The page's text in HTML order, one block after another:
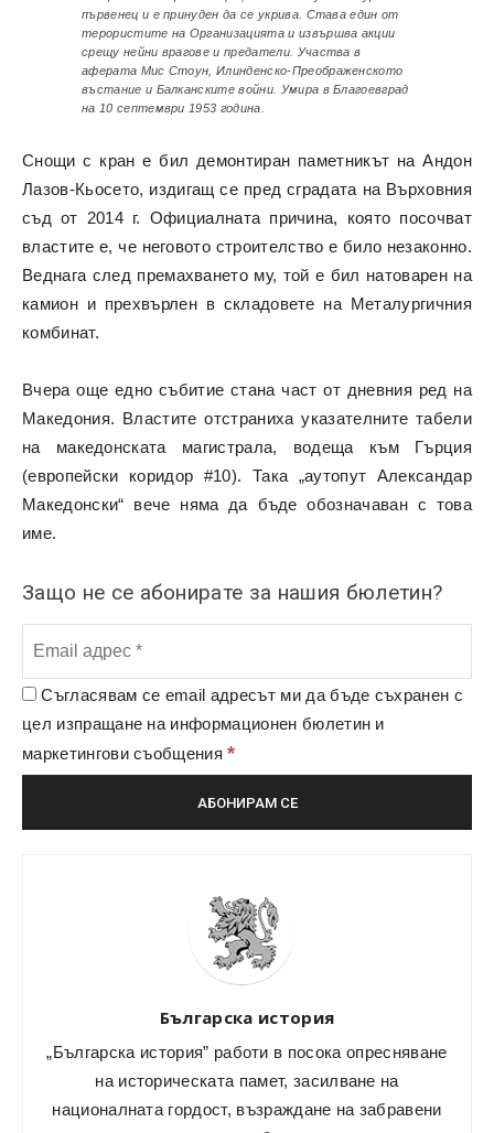
първенец и е принуден да се укрива. Става един от
терористите на Организацията и извършва акции
срещу нейни врагове и предатели. Участва в
аферата Мис Стоун, Илинденско-Преображенското
въстание и Балканските войни. Умира в Благоевград
на 10 септември 1953 година.
Снощи с кран е бил демонтиран паметникът на Андон
Лазов-Кьосето, издигащ се пред сградата на Върховния
съд от 2014 г. Официалната причина, която посочват
властите е, че неговото строителство е било незаконно.
Веднага след премахването му, той е бил натоварен на
камион и прехвърлен в складовете на Металургичния
комбинат.
Вчера още едно събитие стана част от дневния ред на
Македония. Властите отстраниха указателните табели
на македонската магистрала, водеща към Гърция
(европейски коридор #10). Така „аутопут Александар
Македонски“ вече няма да бъде обозначаван с това
име.
Защо не се абонирате за нашия бюлетин?
Съгласявам се email адресът ми да бъде съхранен с
цел изпращане на информационен бюлетин и
маркетингови съобщения*
Българска история
„Българска история” работи в посока опресняване
на историческата памет, засилване на
националната гордост, възраждане на забравени